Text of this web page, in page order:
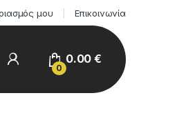
μου Επικοινωνία
0
0.00€